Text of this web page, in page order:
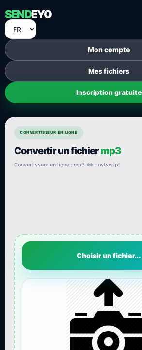
SENDEYO
Mon compte
Mes fichiers
Inscription gratuite
CONVERTISSEUR EN LIGNE
Convertir un fichiermp3
Convertisseur en ligne : mp3 ⇔ postscript
Choisir un fichier...